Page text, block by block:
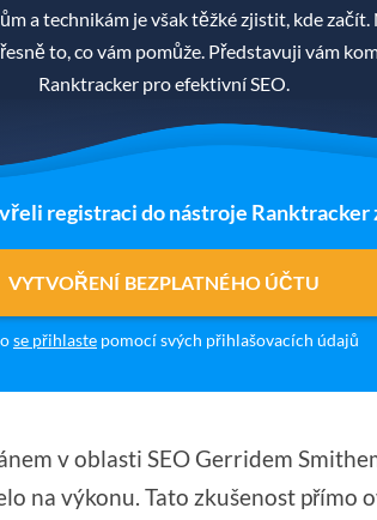
a technikám je však těžké zjistit, kde začít.
to, co vám pomůže. Představuji vám
Ranktracker pro efektivní SEO.
registraci do nástroje Ranktracker
VYTVOŘENÍ BEZPLATNÉHO ÚČTU
se přihlaste pomocí svých přihlašovacích údajů
v oblasti SEO Gerridem
na výkonu. Tato zkušenost přímo